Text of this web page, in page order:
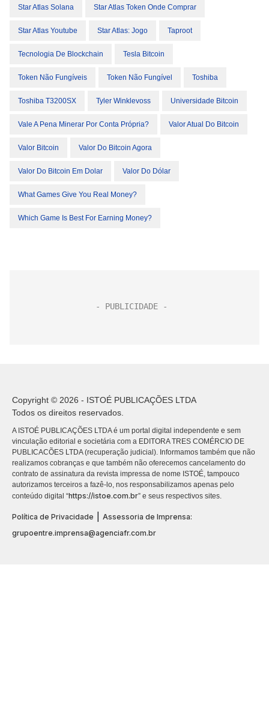
Star Atlas Solana Star Atlas Token Onde Comprar
Star Atlas Youtube Star Atlas: Jogo Taproot
Tecnologia De Blockchain Tesla Bitcoin
Token Não Fungíveis Token Não Fungível Toshiba
Toshiba T3200SX Tyler Winklevoss Universidade Bitcoin
Vale A Pena Minerar Por Conta Própria? Valor Atual Do Bitcoin
Valor Bitcoin Valor Do Bitcoin Agora
Valor Do Bitcoin Em Dolar Valor Do Dólar
What Games Give You Real Money?
Which Game Is Best For Earning Money?
Copyright © 2026 - ISTOÉ PUBLICAÇÕES LTDA
Todos os direitos reservados.
A ISTOÉ PUBLICAÇÕES LTDA é um portal digital independente e sem
vinculação editorial e societária com a EDITORA TRES COMÉRCIO DE
PUBLICACÕES LTDA (recuperação judicial). Informamos também que não
realizamos cobranças e que também não oferecemos cancelamento do
contrato de assinatura da revista impressa de nome ISTOÉ, tampouco
autorizamos terceiros a fazê-lo, nos responsabilizamos apenas pelo
conteúdo digital “https://istoe.com.br” e seus respectivos sites.
Política de Privacidade
Assessoria de Imprensa:
grupoentre.imprensa@agenciafr.com.br